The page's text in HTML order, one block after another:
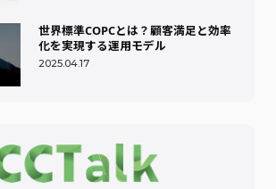
2025.04.17
世界標準COPCとは？顧客満足と効率
化を実現する運用モデル